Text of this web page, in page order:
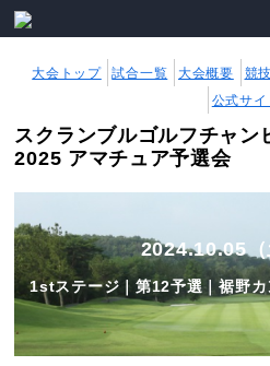
大会トップ 試合一覧 大会概要 競
公式サイ
スクランブルゴルフチャン
2025 アマチュア予選会
2024.10.05
1stステージ｜第12予選｜裾野